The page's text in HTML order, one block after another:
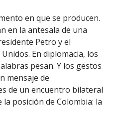
en que se producen.
en la antesala de una
Petro y el
En diplomacia, los
pesan. Y los gestos
mensaje de
de un encuentro bilateral
posición de Colombia: la